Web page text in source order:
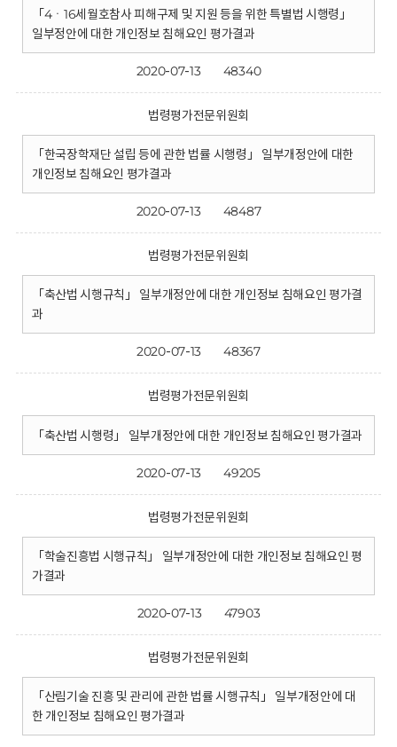
「4ㆍ16세월호참사 피해구제 및 지원 등을 위한 특별법 시행령」
일부정안에 대한 개인정보 침해요인 평가결과
2020-07-13 48340
법령평가전문위원회
「한국장학재단 설립 등에 관한 법률 시행령」 일부개정안에 대한
개인정보 침해요인 평갸결과
2020-07-13 48487
법령평가전문위원회
「축산법 시행규칙」 일부개정안에 대한 개인정보 침해요인 평가결
과
2020-07-13 48367
법령평가전문위원회
「축산법 시행령」 일부개정안에 대한 개인정보 침해요인 평가결과
2020-07-13 49205
법령평가전문위원회
「학술진흥법 시행규칙」 일부개정안에 대한 개인정보 침해요인 평
가결과
2020-07-13 47903
법령평가전문위원회
「산림기술 진흥 및 관리에 관한 법률 시행규칙」 일부개정안에 대
한 개인정보 침해요인 평가결과